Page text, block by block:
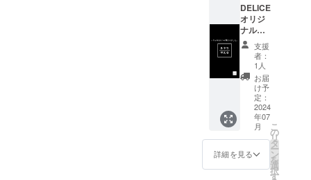
DELICE
オリジ
ナルお
菓子詰
め合わ
せ3000
円分 内
容は時
期によ
り異な
る ※写
真はイ
メージ
です。
「原材
料及び
支援
者：
1人
お届
け予
定：
2024
年07
月
詳細を見る
こ
の
リ
タ
ー
ン
を
選
択
す